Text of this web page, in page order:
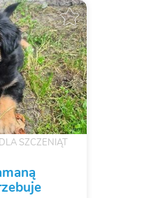
SZCZENIĄT